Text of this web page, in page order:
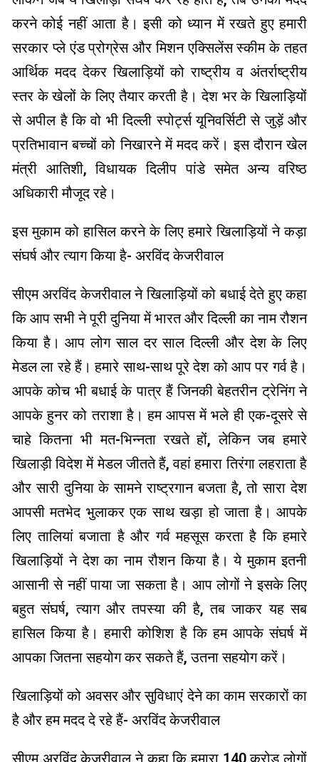
करने कोई नहीं आता है। इसी को ध्यान में रखते हुए हमारी
सरकार प्ले एंड प्रोग्रेस और मिशन एक्सिलेंस स्कीम के तहत
आर्थिक मदद देकर खिलाड़ियों को राष्ट्रीय व अंतर्राष्ट्रीय
स्तर के खेलों के लिए तैयार करती है। देश भर के खिलाड़ियों
से अपील है कि वो भी दिल्ली स्पोर्ट्स यूनिवर्सिटी से जुड़ें और
प्रतिभावान बच्चों को निखारने में मदद करें। इस दौरान खेल
मंत्री आतिशी, विधायक दिलीप पांडे समेत अन्य वरिष्ठ
अधिकारी मौजूद रहे।
इस मुकाम को हासिल करने के लिए हमारे खिलाड़ियों ने कड़ा
संघर्ष और त्याग किया है- अरविंद केजरीवाल
सीएम अरविंद केजरीवाल ने खिलाड़ियों को बधाई देते हुए कहा
कि आप सभी ने पूरी दुनिया में भारत और दिल्ली का नाम रौशन
किया है। आप लोग साल दर साल दिल्ली और देश के लिए
मेडल ला रहे हैं। हमारे साथ-साथ पूरे देश को आप पर गर्व है।
आपके कोच भी बधाई के पात्र हैं जिनकी बेहतरीन ट्रेनिंग ने
आपके हुनर को तराशा है। हम आपस में भले ही एक-दूसरे से
चाहे कितना भी मत-भिन्नता रखते हों, लेकिन जब हमारे
खिलाड़ी विदेश में मेडल जीतते हैं, वहां हमारा तिरंगा लहराता है
और सारी दुनिया के सामने राष्ट्रगान बजता है, तो सारा देश
आपसी मतभेद भुलाकर एक साथ खड़ा हो जाता है। आपके
लिए तालियां बजाता है और गर्व महसूस करता है कि हमारे
खिलाड़ियों ने देश का नाम रौशन किया है। ये मुकाम इतनी
आसानी से नहीं पाया जा सकता है। आप लोगों ने इसके लिए
बहुत संघर्ष, त्याग और तपस्या की है, तब जाकर यह सब
हासिल किया है। हमारी कोशिश है कि हम आपके संघर्ष में
आपका जितना सहयोग कर सकते हैं, उतना सहयोग करें।
खिलाड़ियों को अवसर और सुविधाएं देने का काम सरकारों का
है और हम मदद दे रहे हैं- अरविंद केजरीवाल